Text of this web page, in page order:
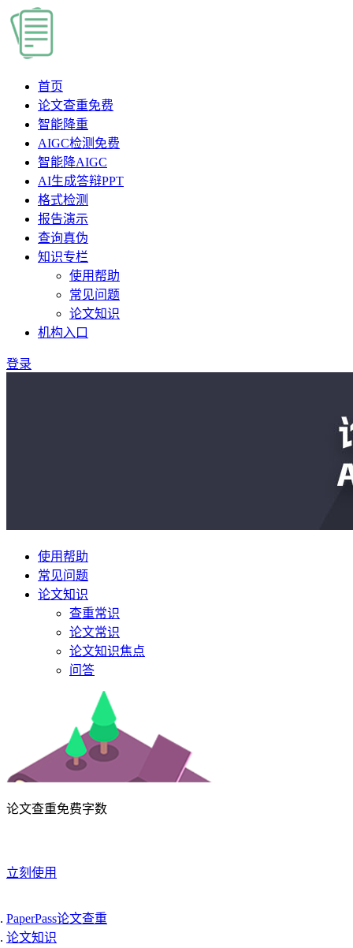
首页
论文查重免费
智能降重
AIGC检测 免费
智能降AIGC
AI生成答辩PPT
格式检测
报告演示
查询真伪
知识专栏
使用帮助
常见问题
论文知识
机构入口
登录
使用帮助
常见问题
论文知识
查重常识
论文常识
论文知识焦点
问答
论文查重免费字数
立刻使用
PaperPass论文查重
论文知识